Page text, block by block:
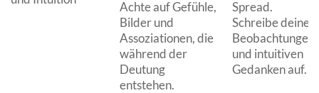
Achte auf Gefühle,
Bilder und
Assoziationen, die
während der
Deutung
entstehen.
Spread.
Schreibe deine
Beobachtungen
und intuitiven
Gedanken auf.